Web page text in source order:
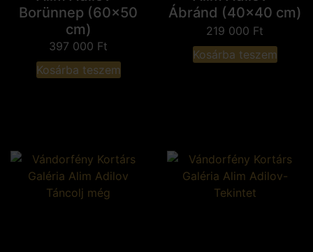
Borünnep (60x50
cm)
397 000 Ft
Kosárba teszem
Ábránd (40x40 cm)
219 000 Ft
Kosárba teszem